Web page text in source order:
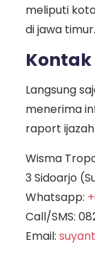
meliputi
di jawa timur.
Langsung
menerima
raport
Wisma
3 Sidoarjo
Whatsapp:
Call/SMS:
Email: